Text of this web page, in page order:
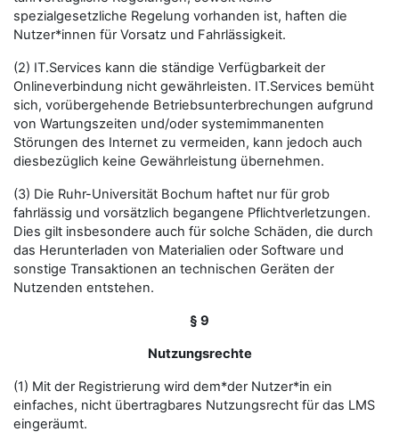
spezialgesetzliche Regelung vorhanden ist, haften die
Nutzer*innen für Vorsatz und Fahrlässigkeit.
(2) IT.Services kann die ständige Verfügbarkeit der
Onlineverbindung nicht gewährleisten. IT.Services bemüht
sich, vorübergehende Betriebsunterbrechungen aufgrund
von Wartungszeiten und/oder systemimmanenten
Störungen des Internet zu vermeiden, kann jedoch auch
diesbezüglich keine Gewährleistung übernehmen.
(3) Die Ruhr-Universität Bochum haftet nur für grob
fahrlässig und vorsätzlich begangene Pflichtverletzungen.
Dies gilt insbesondere auch für solche Schäden, die durch
das Herunterladen von Materialien oder Software und
sonstige Transaktionen an technischen Geräten der
Nutzenden entstehen.
§ 9
Nutzungsrechte
(1) Mit der Registrierung wird dem*der Nutzer*in ein
einfaches, nicht übertragbares Nutzungsrecht für das LMS
eingeräumt.